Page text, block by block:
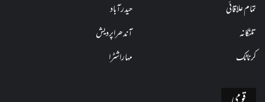
تمام علاقائی
حیدرآباد
تلنگانہ
آندھراپردیش
کرناٹک
مہاراشٹرا